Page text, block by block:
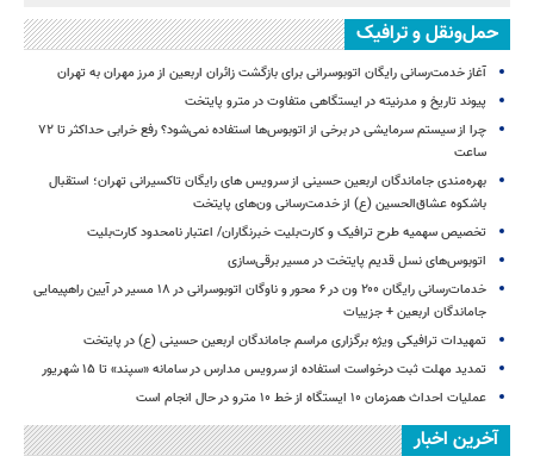
حمل‌ونقل و ترافیک
آغاز خدمت‌رسانی رایگان اتوبوسرانی برای بازگشت زائران اربعین از مرز مهران به تهران
پیوند تاریخ و مدرنیته در ایستگاهی متفاوت در مترو پایتخت
چرا از سیستم سرمایشی در برخی از اتوبوس‌ها استفاده نمی‌شود؟ رفع خرابی حداکثر تا ۷۲
ساعت
بهره‌مندی جاماندگان اربعین حسینی از سرویس‌ های رایگان تاکسیرانی تهران؛ استقبال
باشکوه عشاق‌الحسین (ع) از خدمت‌رسانی ون‌های پایتخت
تخصیص سهمیه طرح ترافیک و کارت‌بلیت خبرنگاران/ اعتبار نامحدود کارت‌بلیت
اتوبوس‌های نسل قدیم پایتخت در مسیر برقی‌سازی
خدمات‌رسانی رایگان ۲۰۰ ون در ۶ محور و ناوگان اتوبوسرانی در ۱۸ مسیر در آیین راهپیمایی
جاماندگان اربعین + جزییات
تمهیدات ترافیکی ویژه برگزاری مراسم جاماندگان اربعین حسینی (ع) در پایتخت
تمدید مهلت ثبت درخواست استفاده از سرویس مدارس در سامانه «سپند» تا ۱۵ شهریور
عملیات احداث همزمان ۱۰ ایستگاه از خط ۱۰ مترو در حال انجام است
آخرین اخبار